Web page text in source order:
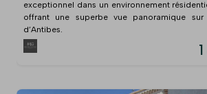
exceptionnel dans un environnement
offrant une superbe vue panoramique
d’Antibes.